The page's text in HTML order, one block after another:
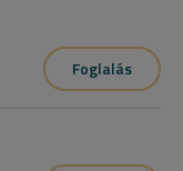
Foglalás